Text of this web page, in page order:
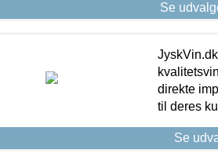
Se
direkte
til deres
Se